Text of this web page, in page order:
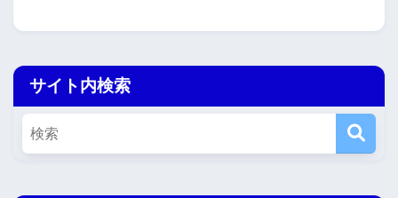
サイト内検索